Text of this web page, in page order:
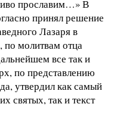
прославим…» В
принял решение
Лазаря в
молитвам отца
все так и
по представлению
утвердил как самый
святых, так и текст